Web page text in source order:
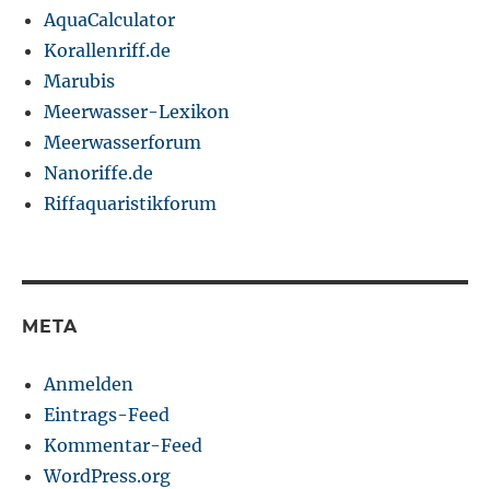
AquaCalculator
Korallenriff.de
Marubis
Meerwasser-Lexikon
Meerwasserforum
Nanoriffe.de
Riffaquaristikforum
META
Anmelden
Eintrags-Feed
Kommentar-Feed
WordPress.org